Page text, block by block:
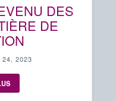
DES
DE
24, 2023